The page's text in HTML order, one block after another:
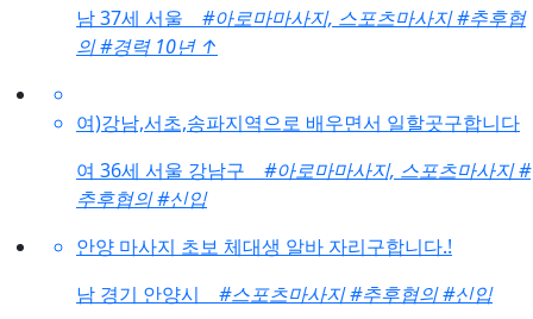
남37세 서울 #아로마마사지, 스포츠마사지#추후협
의#경력 10년 ↑
여)강남,서초,송파지역으로 배우면서 일할곳구합니다
여 36세 서울 강남구 #아로마마사지, 스포츠마사지#
추후협의#신입
안양 마사지 초보 체대생 알바 자리구합니다.!
남 경기 안양시 #스포츠마사지#추후협의#신입